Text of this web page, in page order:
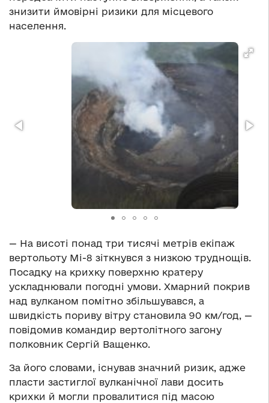
знизити ймовірні ризики для місцевого
населення.
— На висоті понад три тисячі метрів екіпаж
вертольоту Мі-8 зіткнувся з низкою труднощів.
Посадку на крихку поверхню кратеру
ускладнювали погодні умови. Хмарний покрив
над вулканом помітно збільшувався, а
швидкість пориву вітру становила 90 км/год, —
повідомив командир вертолітного загону
полковник Сергій Ващенко.
За його словами, існував значний ризик, адже
пласти застиглої вулканічної лави досить
крихки й могли провалитися під масою